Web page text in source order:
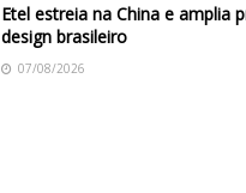
Etel estreia na China e amplia
design brasileiro
07/08/2026